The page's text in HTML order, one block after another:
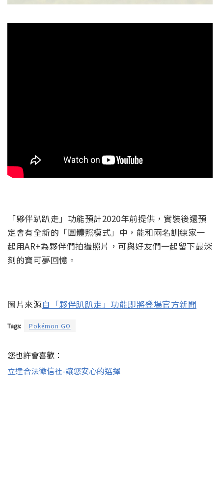
「夥伴趴趴走」功能預計2020年前提供，實裝後還預
定會有全新的「團體照模式」中，能和兩名訓練家一
起用AR+為夥伴們拍攝照片，可與好友們一起留下最深
刻的寶可夢回憶。
圖片來源自「夥伴趴趴走」功能即將登場官方新聞
Tags: Pokémon GO
您也許會喜歡：
立達合法徵信社-讓您安心的選擇